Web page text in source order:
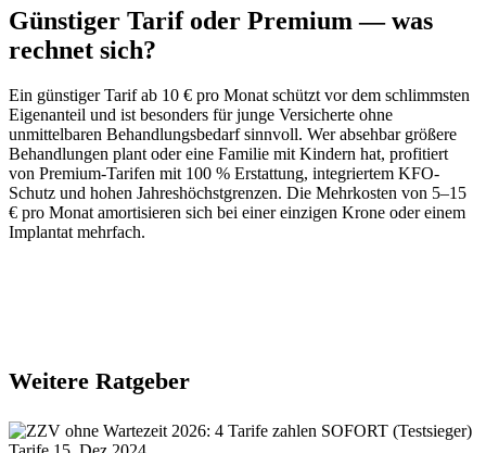
Günstiger Tarif oder Premium — was
rechnet sich?
Ein günstiger Tarif ab 10 € pro Monat schützt vor dem schlimmsten
Eigenanteil und ist besonders für junge Versicherte ohne
unmittelbaren Behandlungsbedarf sinnvoll. Wer absehbar größere
Behandlungen plant oder eine Familie mit Kindern hat, profitiert
von Premium-Tarifen mit 100 % Erstattung, integriertem KFO-
Schutz und hohen Jahreshöchstgrenzen. Die Mehrkosten von 5–15
€ pro Monat amortisieren sich bei einer einzigen Krone oder einem
Implantat mehrfach.
Weitere Ratgeber